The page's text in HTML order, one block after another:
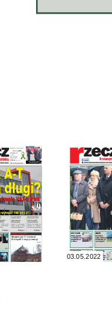
03.05.2022